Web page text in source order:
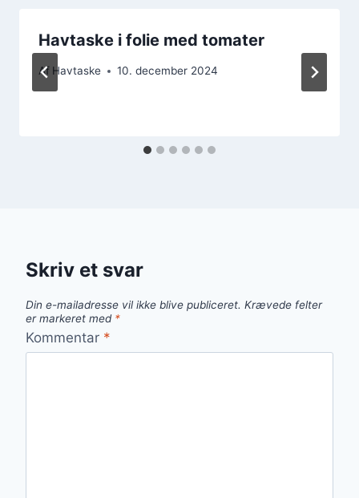
Havtaske i folie med tomater
Af Havtaske 10. december 2024
Skriv et svar
Din e-mailadresse vil ikke blive publiceret. Krævede felter
er markeret med *
Kommentar *